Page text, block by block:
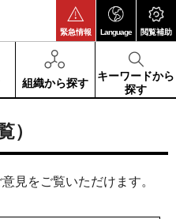
緊急情報 Language 閲覧補助
組織から探す
キーワードから
探す
）
見をご覧いただけます。